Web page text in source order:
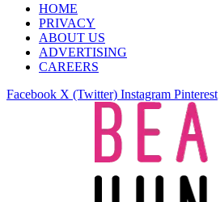
HOME
PRIVACY
ABOUT US
ADVERTISING
CAREERS
Facebook X (Twitter) Instagram Pinterest